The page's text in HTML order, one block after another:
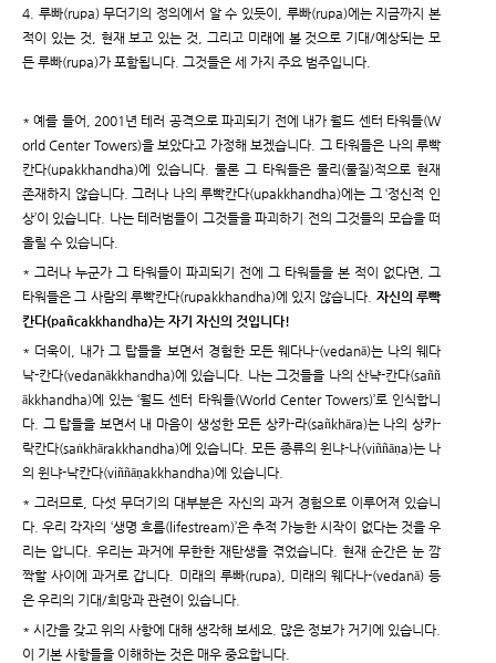
4. 루빠(rupa) 무더기의 정의에서 알 수 있듯이, 루빠(rupa)에는 지금까지 본
적이 있는 것, 현재 보고 있는 것, 그리고 미래에 볼 것으로 기대/예상되는 모
든 루빠(rupa)가 포함됩니다. 그것들은 세 가지 주요 범주입니다.
* 예를 들어, 2001년 테러 공격으로 파괴되기 전에 내가 월드 센터 타워들(W
orld Center Towers)을 보았다고 가정해 보겠습니다. 그 타워들은 나의 루빡
칸다(upakkhandha)에 있습니다. 물론 그 타워들은 물리(물질)적으로 현재
존재하지 않습니다. 그러나 나의 루빡칸다(upakkhandha)에는 그 ‘정신적 인
상’이 있습니다. 나는 테러범들이 그것들을 파괴하기 전의 그것들의 모습을 떠
올릴 수 있습니다.
* 그러나 누군가 그 타워들이 파괴되기 전에 그 타워들을 본 적이 없다면, 그
타워들은 그 사람의 루빡칸다(rupakkhandha)에 있지 않습니다. 자신의 루빡
칸다(pañcakkhandha)는 자기 자신의 것입니다!
* 더욱이, 내가 그 탑들을 보면서 경험한 모든 웨다나-(vedanā)는 나의 웨다
낙-칸다(vedanākkhandha)에 있습니다. 나는 그것들을 나의 산냑-칸다(saññ
ākkhandha)에 있는‘월드 센터 타워들(World Center Towers)’로 인식합니
다. 그 탑들을 보면서 내 마음이 생성한 모든 상카-라(sañkhāra)는 나의 상카-
락칸다(saṅkhārakkhandha)에 있습니다. 모든 종류의 윈냐-나(viññāṇa)는 나
의 윈냐-낙칸다(viññāṇakkhandha)에 있습니다.
* 그러므로, 다섯 무더기의 대부분은 자신의 과거 경험으로 이루어져 있습니
다. 우리 각자의 ‘생명 흐름(lifestream)’은 추적 가능한 시작이 없다는 것을 우
리는 압니다. 우리는 과거에 무한한 재탄생을 겪었습니다. 현재 순간은 눈 깜
짝할 사이에 과거로 갑니다. 미래의 루빠(rupa), 미래의 웨다나-(vedanā) 등
은 우리의 기대/희망과 관련이 있습니다.
* 시간을 갖고 위의 사항에 대해 생각해 보세요. 많은 정보가 거기에 있습니다.
이 기본 사항들을 이해하는 것은 매우 중요합니다.